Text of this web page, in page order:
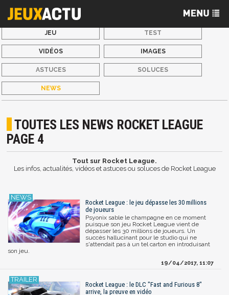
JEU TEST
VIDÉOS IMAGES
ASTUCES SOLUCES
NEWS
TOUTES LES NEWS ROCKET LEAGUE
PAGE 4
Tout sur Rocket League.
Les infos, actualités, vidéos et astuces ou soluces de Rocket League
Rocket League : le jeu dépasse les 30 millions
de joueurs
Psyonix sable le champagne en ce moment
puisque son jeu Rocket League vient de
dépasser les 30 millions de joueurs. Un
succès hallucinant pour le studio qui ne
s'attendait pas à un tel carton en introduisant
son jeu.
19/04/2017, 11:07
Rocket League : le DLC "Fast and Furious 8"
arrive, la preuve en vidéo